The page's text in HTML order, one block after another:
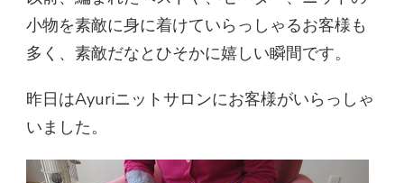
小物を素敵に身に着けていらっしゃるお客様も
多く、素敵だなとひそかに嬉しい瞬間です。
昨日はAyuriニットサロンにお客様がいらっしゃ
いました。